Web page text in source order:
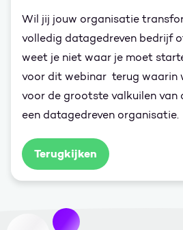
Wil jij jouw organisatie
volledig datagedreven bedrijf
weet je niet waar je moet
voor dit webinar terug waarin
voor de grootste valkuilen van
een datagedreven organisatie.
Terugkijken